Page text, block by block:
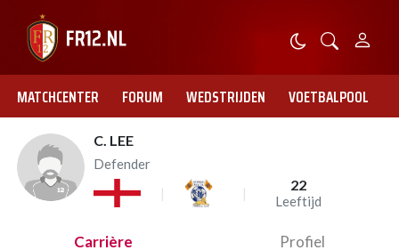
MATCHCENTER FORUM WEDSTRIJDEN VOETBALPOOL
C. LEE
Defender
22
Leeftijd
Carrière Profiel